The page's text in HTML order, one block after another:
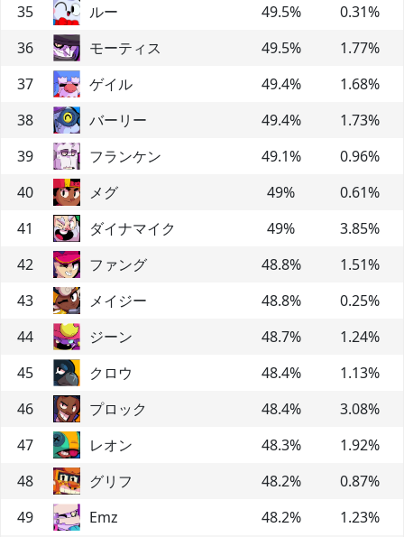
35
ルー 49.5% 0.31%
36
モーティス 49.5% 1.77%
37
ゲイル 49.4% 1.68%
38
バーリー 49.4% 1.73%
39
フランケン 49.1% 0.96%
40
メグ 49% 0.61%
41
ダイナマイク 49% 3.85%
42
ファング 48.8% 1.51%
43
メイジー 48.8% 0.25%
44
ジーン 48.7% 1.24%
45
クロウ 48.4% 1.13%
46
プロック 48.4% 3.08%
47
レオン 48.3% 1.92%
48
グリフ 48.2% 0.87%
49
Emz 48.2% 1.23%